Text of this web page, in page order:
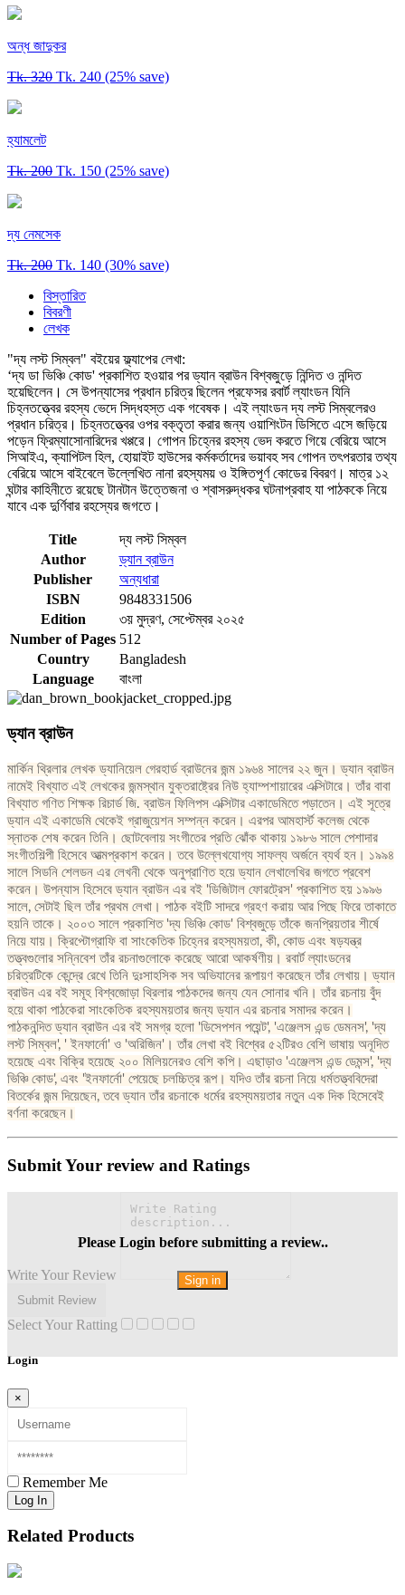
অন্ধ জাদুকর
Tk. 320 Tk. 240 (25% save)
হ্যামলেট
Tk. 200 Tk. 150 (25% save)
দ্য নেমসেক
Tk. 200 Tk. 140 (30% save)
বিস্তারিত
বিবরণী
লেখক
"দ্য লস্ট সিম্বল" বইয়ের ফ্ল্যাপের লেখা:
‘দ্য ডা ভিঞ্চি কোড' প্রকাশিত হওয়ার পর ড্যান ব্রাউন বিশ্বজুড়ে নিন্দিত ও নন্দিত
হয়েছিলেন। সে উপন্যাসের প্রধান চরিত্র ছিলেন প্রফেসর রবার্ট ল্যাংডন যিনি
চিহ্নতত্ত্বের রহস্য ভেদে সিদ্ধহস্ত এক গবেষক। এই ল্যাংডন দ্য লস্ট সিম্বলেরও
প্রধান চরিত্র। চিহ্নতত্ত্বের ওপর বক্তৃতা করার জন্য ওয়াশিংটন ডিসিতে এসে জড়িয়ে
পড়েন ফ্রিম্যাসােনারিদের খপ্পরে। গােপন চিহ্নের রহস্য ভেদ করতে গিয়ে বেরিয়ে আসে
সিআইএ, ক্যাপিটল হিল, হােয়াইট হাউসের কর্মকর্তাদের ভয়াবহ সব গােপন তৎপরতার তথ্য
বেরিয়ে আসে বাইবেলে উল্লেখিত নানা রহস্যময় ও ইঙ্গিতপূর্ণ কোডের বিবরণ। মাত্র ১২
ঘন্টার কাহিনীতে রয়েছে টানটান উত্তেজনা ও শ্বাসরুদ্ধকর ঘটনাপ্রবাহ যা পাঠককে নিয়ে
যাবে এক দুর্ণিবার রহস্যের জগতে।
Title
দ্য লস্ট সিম্বল
Author
ড্যান ব্রাউন
Publisher
অন্যধারা
ISBN
9848331506
Edition
৩য় মুদ্রণ, সেপ্টেম্বর ২০২৫
Number of Pages 512
Country
Bangladesh
Language
বাংলা
ড্যান ব্রাউন
মার্কিন থ্রিলার লেখক ড্যানিয়েল গেরহার্ড ব্রাউনের জন্ম ১৯৬৪ সালের ২২ জুন। ড্যান ব্রাউন
নামেই বিখ্যাত এই লেখকের জন্মস্থান যুক্তরাষ্ট্রের নিউ হ্যাম্পশায়ারের এক্সিটারে। তাঁর বাবা
বিখ্যাত গণিত শিক্ষক রিচার্ড জি. ব্রাউন ফিলিপস এক্সিটার একাডেমিতে পড়াতেন। এই সূত্রে
ড্যান এই একাডেমি থেকেই গ্রাজুয়েশন সম্পন্ন করেন। এরপর আমহার্স্ট কলেজ থেকে
স্নাতক শেষ করেন তিনি। ছোটবেলায় সংগীতের প্রতি ঝোঁক থাকায় ১৯৮৬ সালে পেশাদার
সংগীতশিল্পী হিসেবে আত্মপ্রকাশ করেন। তবে উল্লেখযোগ্য সাফল্য অর্জনে ব্যর্থ হন। ১৯৯৪
সালে সিডনি শেলডন এর লেখনী থেকে অনুপ্রাণিত হয়ে ড্যান লেখালেখির জগতে প্রবেশ
করেন। উপন্যাস হিসেবে ড্যান ব্রাউন এর বই 'ডিজিটাল ফোরট্রেস' প্রকাশিত হয় ১৯৯৬
সালে, সেটাই ছিল তাঁর প্রথম লেখা। পাঠক বইটি সাদরে গ্রহণ করায় আর পিছে ফিরে তাকাতে
হয়নি তাকে। ২০০৩ সালে প্রকাশিত 'দ্য ভিঞ্চি কোড' বিশ্বজুড়ে তাঁকে জনপ্রিয়তার শীর্ষে
নিয়ে যায়। ক্রিপ্টোগ্রাফি বা সাংকেতিক চিহ্নের রহস্যময়তা, কী, কোড এবং ষড়যন্ত্র
তত্ত্বগুলোর সন্নিবেশ তাঁর রচনাগুলোকে করেছে আরো আকর্ষণীয়। রবার্ট ল্যাংডনের
চরিত্রটিকে কেন্দ্রে রেখে তিনি দুঃসাহসিক সব অভিযানের রূপায়ণ করেছেন তাঁর লেখায়। ড্যান
ব্রাউন এর বই সমূহ বিশ্বজোড়া থ্রিলার পাঠকদের জন্য যেন সোনার খনি। তাঁর রচনায় বুঁদ
হয়ে থাকা পাঠকেরা সাংকেতিক রহস্যময়তার জন্য ড্যান এর রচনার সমাদর করেন।
পাঠকনন্দিত ড্যান ব্রাউন এর বই সমগ্র হলো 'ডিসেপশন পয়েন্ট', 'এঞ্জেলস এন্ড ডেমনস', 'দ্য
লস্ট সিম্বল', ' ইনফার্নো' ও 'অরিজিন'। তাঁর লেখা বই বিশ্বের ৫২টিরও বেশি ভাষায় অনূদিত
হয়েছে এবং বিক্রি হয়েছে ২০০ মিলিয়নেরও বেশি কপি। এছাড়াও 'এঞ্জেলস এন্ড ডেমন্স', 'দ্য
ভিঞ্চি কোড', এবং 'ইনফার্নো' পেয়েছে চলচ্চিত্র রূপ। যদিও তাঁর রচনা নিয়ে ধর্মতত্ত্ববিদেরা
বিতর্কের জন্ম দিয়েছেন, তবে ড্যান তাঁর রচনাকে ধর্মের রহস্যময়তার নতুন এক দিক হিসেবেই
বর্ণনা করেছেন।
Submit Your review and Ratings
Write Your Review
Select Your Ratting
Please Login before submitting a review..
Sign in
Login
×
Remember Me
Log In
Related Products